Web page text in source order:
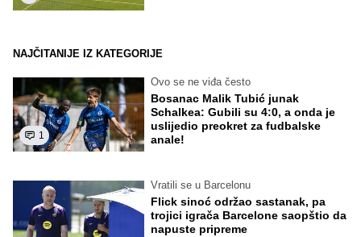
NAJČITANIJE IZ KATEGORIJE
1
Ovo se ne viđa često
Bosanac Malik Tubić junak
Schalkea: Gubili su 4:0, a onda je
uslijedio preokret za fudbalske
anale!
Vratili se u Barcelonu
Flick sinoć održao sastanak, pa
trojici igrača Barcelone saopštio da
napuste pripreme